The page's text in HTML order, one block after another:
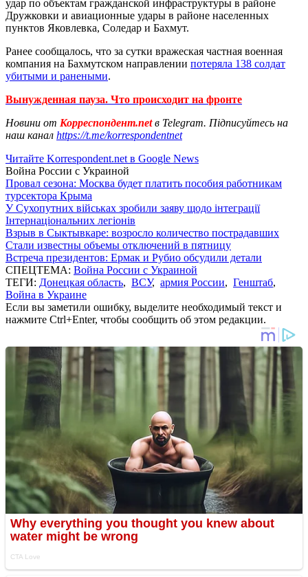
удар по объектам гражданской инфраструктуры в районе
Дружковки и авиационные удары в районе населенных
пунктов Яковлевка, Соледар и Бахмут.
Ранее сообщалось, что за сутки вражеская частная военная
компания на Бахмутском направлении потеряла 138 солдат
убитыми и ранеными.
Вынужденная пауза. Что происходит на фронте
Новини от Корреспондент.netв Telegram. Підписуйтесь на
наш канал https://t.me/korrespondentnet
Читайте Korrespondent.net в Google News
Война России с Украиной
Провал сезона: Москва будет платить пособия работникам
турсектора Крыма
У Сухопутних військах зробили заяву щодо інтеграції
Інтернаціональних легіонів
Взрыв в Сыктывкаре: возросло количество пострадавших
Стали известны объемы отключений в пятницу
Встреча президентов: Ермак и Рубио обсудили детали
СПЕЦТЕМА: Война России с Украиной
ТЕГИ: Донецкая область, ВСУ, армия России, Генштаб,
Война в Украине
Если вы заметили ошибку, выделите необходимый текст и
нажмите Ctrl+Enter, чтобы сообщить об этом редакции.